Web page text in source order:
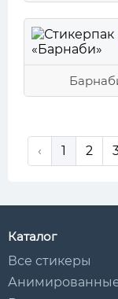
‹ 1 2
Каталог
Все стикеры